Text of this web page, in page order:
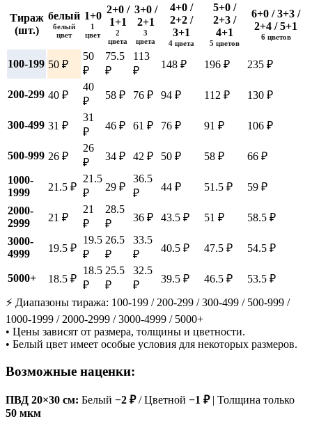
Тираж
(шт.)
белый
белый
цвет
1+0
1
цвет
2+0 /
1+1
2
цвета
3+0 /
2+1
3
цвета
4+0 /
2+2 /
3+1
4 цвета
5+0 /
2+3 /
4+1
5 цветов
6+0 / 3+3 /
2+4 / 5+1
6 цветов
100-199 50 ₽
50
₽
75.5
₽
113
₽
148 ₽ 196 ₽ 235 ₽
200-299 40 ₽
40
₽
58 ₽ 76 ₽ 94 ₽ 112 ₽ 130 ₽
300-499 31 ₽
31
₽
46 ₽ 61 ₽ 76 ₽ 91 ₽ 106 ₽
500-999 26 ₽
26
₽
34 ₽ 42 ₽ 50 ₽ 58 ₽
66 ₽
1000-
1999
21.5 ₽
21.5
₽
29 ₽
36.5
₽
44 ₽ 51.5 ₽
59 ₽
2000-
2999
21 ₽
21
₽
28.5
₽
36 ₽ 43.5 ₽ 51 ₽
58.5 ₽
3000-
4999
19.5 ₽
19.5
₽
26.5
₽
33.5
₽
40.5 ₽ 47.5 ₽ 54.5 ₽
5000+ 18.5 ₽
18.5
₽
25.5
₽
32.5
₽
39.5 ₽ 46.5 ₽
53.5 ₽
⚡ Диапазоны тиража: 100-199 / 200-299 / 300-499 / 500-999 /
1000-1999 / 2000-2999 / 3000-4999 / 5000+
• Цены зависят от размера, толщины и цветности.
• Белый цвет имеет особые условия для некоторых размеров.
Возможные наценки:
ПВД 20×30 см: Белый −2 ₽/ Цветной −1 ₽| Толщина только
50 мкм